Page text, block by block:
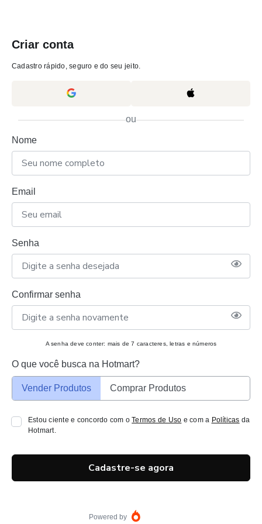
Criar conta
Cadastro rápido, seguro e do seu jeito.
ou
Nome
Email
Senha
Confirmar senha
A senha deve conter: mais de 7 caracteres, letras e números
O que você busca na Hotmart?
Vender Produtos Comprar Produtos
Estou ciente e concordo com oTermos de Uso e com a Políticas da
Hotmart.
Cadastre-se agora
Powered by